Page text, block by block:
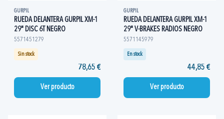
GURPIL
RUEDA DELANTERA GURPIL XM-1
29" DISC 6T NEGRO
5571451279
Sin stock
78,65 €
Ver producto
GURPIL
RUEDA DELANTERA GURPIL XM-1
29" V-BRAKES RADIOS NEGRO
5571145979
En stock
44,85 €
Ver producto